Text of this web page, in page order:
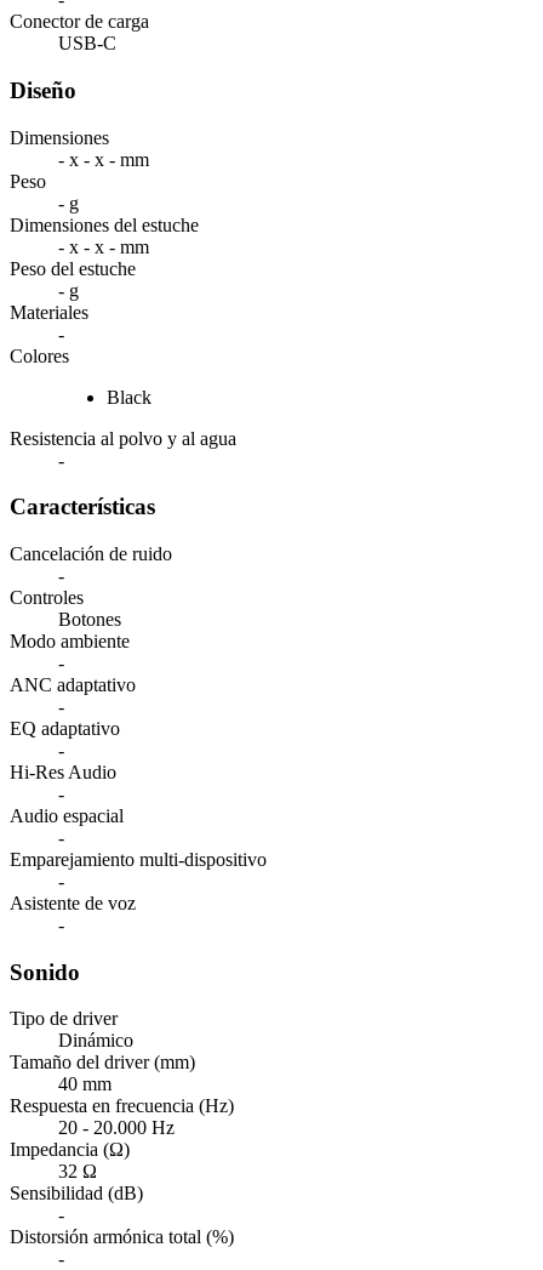
Conector de carga
USB-C
Diseño
Dimensiones
- x - x - mm
Peso
- g
Dimensiones del estuche
- x - x - mm
Peso del estuche
- g
Materiales
-
Colores
Black
Resistencia al polvo y al agua
-
Características
Cancelación de ruido
-
Controles
Botones
Modo ambiente
-
ANC adaptativo
-
EQ adaptativo
-
Hi-Res Audio
-
Audio espacial
-
Emparejamiento multi-dispositivo
-
Asistente de voz
-
Sonido
Tipo de driver
Dinámico
Tamaño del driver (mm)
40 mm
Respuesta en frecuencia (Hz)
20 - 20.000 Hz
Impedancia (Ω)
32 Ω
Sensibilidad (dB)
-
Distorsión armónica total (%)
-